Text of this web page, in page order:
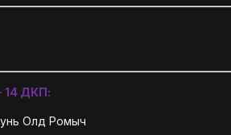
14 ДКП:
Олд Ромыч